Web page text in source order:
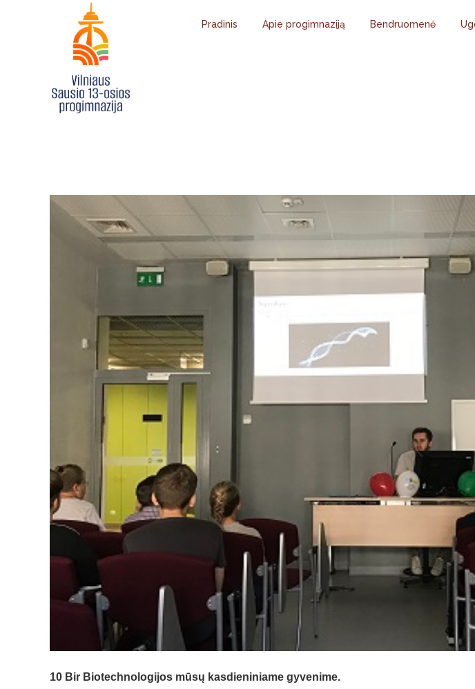
Pradinis Apie progimnaziją Bendruomenė
10 Bir Biotechnologijos mūsų kasdieniniame gyvenime.